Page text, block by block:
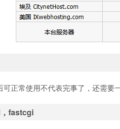
可正常使用不代表完事了，还需要
fastcgi